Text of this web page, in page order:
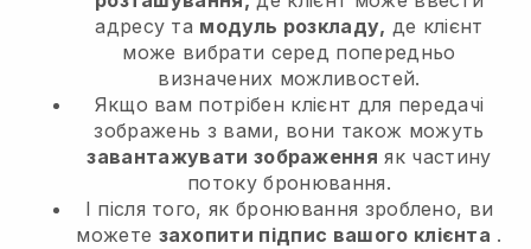
адресу та модуль розкладу, де клієнт
може вибрати серед попередньо
визначених можливостей.
Якщо вам потрібен клієнт для передачі
зображень з вами, вони також можуть
завантажувати зображення як частину
потоку бронювання.
І після того, як бронювання зроблено, ви
можете захопити підпис вашого клієнта .